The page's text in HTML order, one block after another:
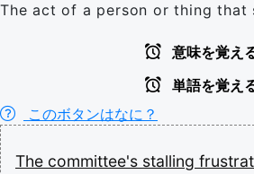
The act of a person or thing that
意味を覚え
単語を覚え
このボタンはなに？
The committee's stalling